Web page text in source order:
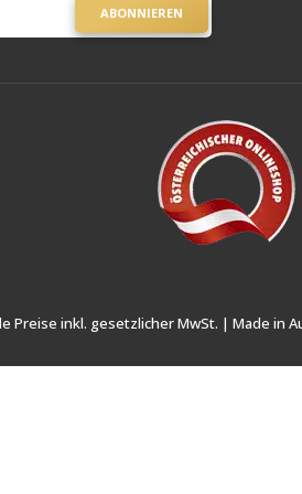
ABONNIEREN
Preise inkl. gesetzlicher MwSt. | Made in